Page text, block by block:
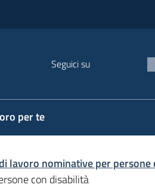
Seguici su
per te
lavoro nominative per persone
con disabilità